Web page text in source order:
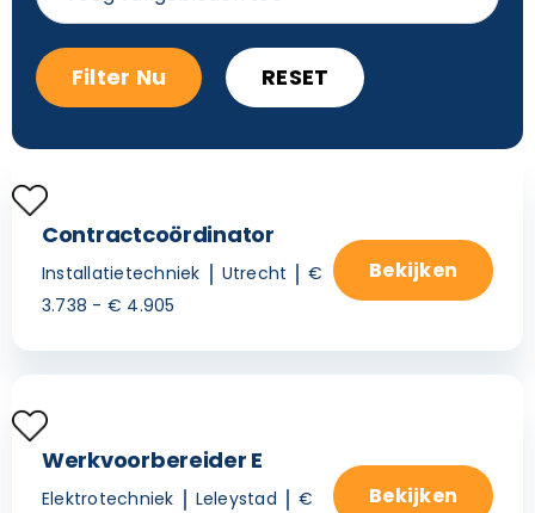
Filter Nu RESET
Contractcoördinator
Installatietechniek Utrecht
€
3.738 - € 4.905
Bekijken
Werkvoorbereider E
Elektrotechniek Leleystad
€
Bekijken